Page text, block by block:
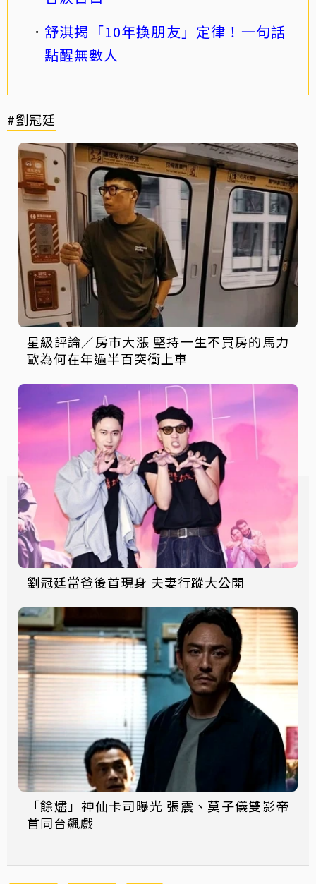
舒淇揭「10年換朋友」定律！一句話
點醒無數人
#劉冠廷
星級評論／房市大漲 堅持一生不買房的馬力
歐為何在年過半百突衝上車
劉冠廷當爸後首現身 夫妻行蹤大公開
「餘燼」神仙卡司曝光 張震、莫子儀雙影帝
首同台飆戲